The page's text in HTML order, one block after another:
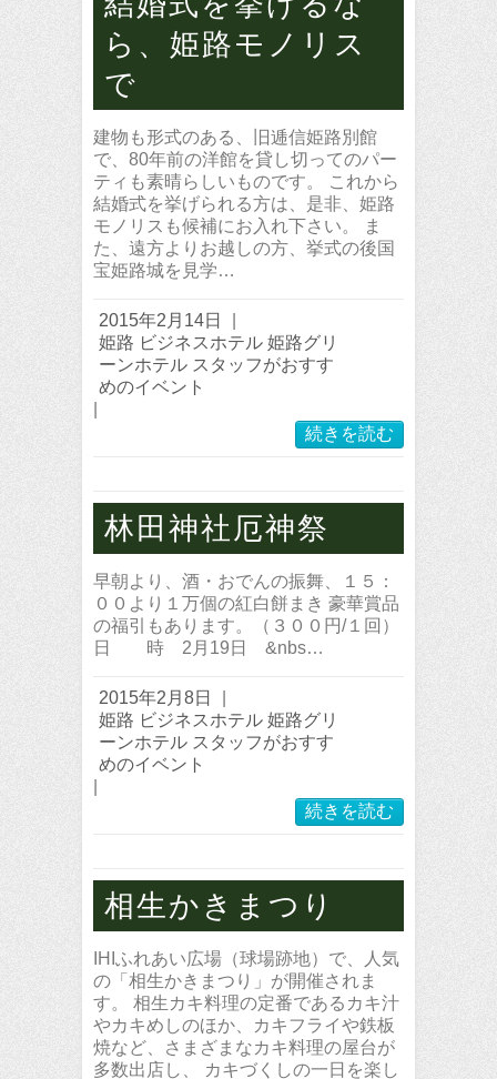
ら、姫路モノリス
で
建物も形式のある、旧逓信姫路別館
で、80年前の洋館を貸し切ってのパー
ティも素晴らしいものです。 これから
結婚式を挙げられる方は、是非、姫路
モノリスも候補にお入れ下さい。 ま
た、遠方よりお越しの方、挙式の後国
宝姫路城を見学…
2015年2月14日
姫路 ビジネスホテル 姫路グリ
ーンホテル スタッフがおすす
めのイベント
続きを読む
林田神社厄神祭
早朝より、酒・おでんの振舞、１５：
００より１万個の紅白餅まき 豪華賞品
の福引もあります。（３００円/１回）
日 時 2月19日 &nbs…
2015年2月8日
姫路 ビジネスホテル 姫路グリ
ーンホテル スタッフがおすす
めのイベント
続きを読む
相生かきまつり
IHIふれあい広場（球場跡地）で、人気
の「相生かきまつり」が開催されま
す。 相生カキ料理の定番であるカキ汁
やカキめしのほか、カキフライや鉄板
焼など、さまざまなカキ料理の屋台が
多数出店し、 カキづくしの一日を楽し